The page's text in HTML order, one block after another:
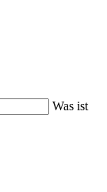
Was ist